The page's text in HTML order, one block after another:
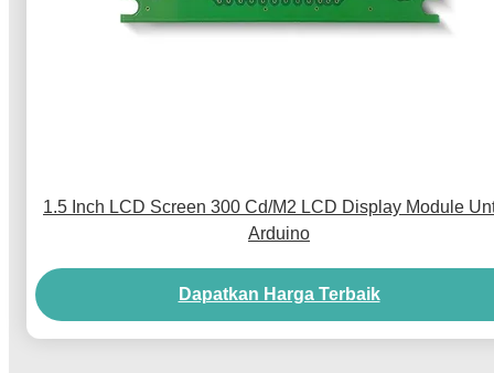
1.5 Inch LCD Screen 300 Cd/M2 LCD Display Module
Arduino
Dapatkan Harga Terbaik